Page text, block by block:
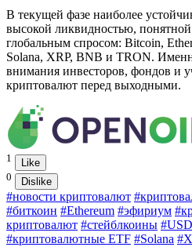
В текущей фазе наиболее
высокой ликвидностью,
глобальным спросом: Bitcoin,
Solana, XRP, BNB и TRON.
внимания инвесторов, фондов и
криптовалют перед выходными.
1
Like
0
Dislike
#новости криптовалют
#биткоин #Ethereum #эфириум
криптовалют #стейблкоины
#криптовалютные ETF #Solana